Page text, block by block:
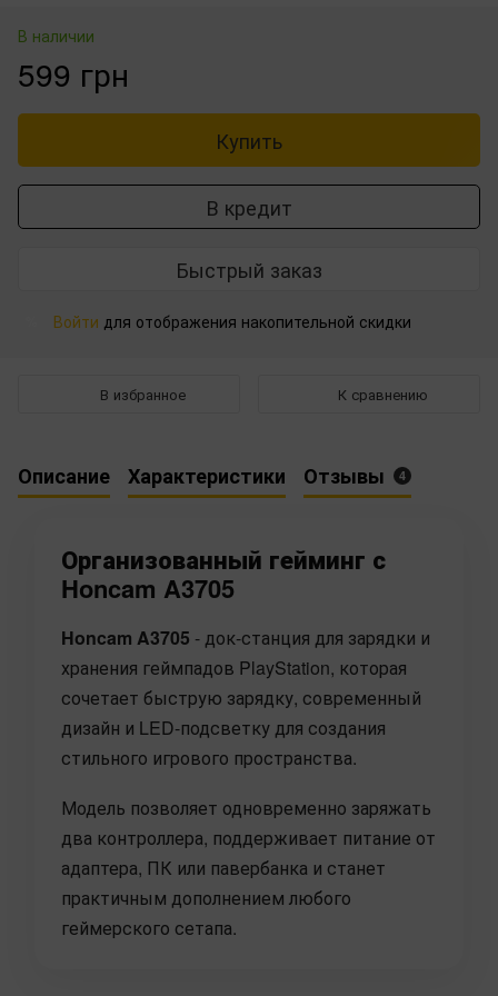
В наличии
599 грн
Купить
В кредит
Быстрый заказ
Войти для отображения накопительной скидки
В избранное К сравнению
Описание Характеристики Отзывы 4
Организованный гейминг с
Honcam A3705
Honcam A3705 - док-станция для зарядки и
хранения геймпадов PlayStation, которая
сочетает быструю зарядку, современный
дизайн и LED-подсветку для создания
стильного игрового пространства.
Модель позволяет одновременно заряжать
два контроллера, поддерживает питание от
адаптера, ПК или павербанка и станет
практичным дополнением любого
геймерского сетапа.